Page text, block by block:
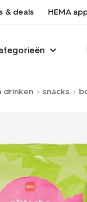
& deals HEMA
drinken snacks